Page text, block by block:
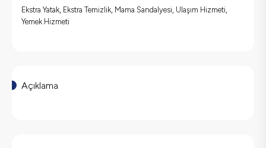
Ekstra Yatak, Ekstra Temizlik, Mama Sandalyesi, Ulaşım Hizmeti,
Yemek Hizmeti
Açıklama